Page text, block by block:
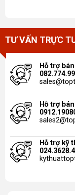
TƯ VẤN TRỰC
Hỗ trợ
Hỗ trợ
Hỗ trợ kỹ